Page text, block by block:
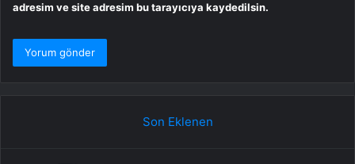
adresim ve site adresim bu tarayıcıya kaydedilsin.
Son Eklenen